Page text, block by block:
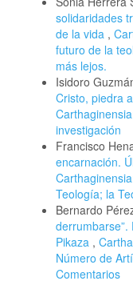
solidaridades
de la vida ,
futuro de la
más lejos.
Isidoro
Cristo, piedra
investigación
Francisco
encarnación.
Teología; la
Bernardo
Pikaza ,
Número de
Comentarios